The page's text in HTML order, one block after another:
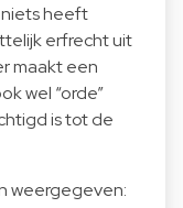
heeft
erfrecht uit
maakt een
wel “orde”
is tot de
weergegeven: